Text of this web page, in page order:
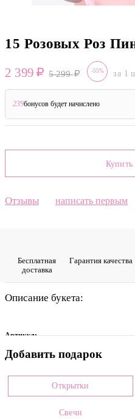
15 Розовых Роз
2 399 5 299 -55% за 1
239бонусов будет начислено
Купить
Отзывы написать первым
Бесплатная
доставка
Гарантия качества
Описание букета:
Артикул:
0015137
Цвет
Розовый
Добавить подарок
Открытки
Свечи